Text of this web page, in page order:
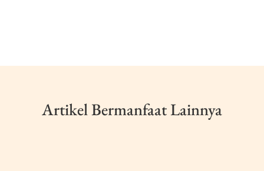
Artikel Bermanfaat Lainnya